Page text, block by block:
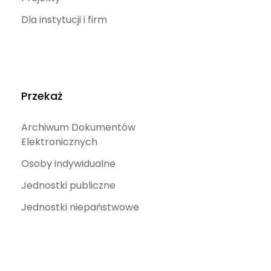
Dla instytucji i firm
Przekaż
Archiwum Dokumentów
Elektronicznych
Osoby indywidualne
Jednostki publiczne
Jednostki niepaństwowe